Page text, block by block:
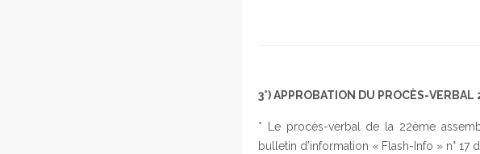
3°) APPROBATION DU PROCÈS-VERBAL
* Le procès-verbal de la 22ème
bulletin d’information « Flash-Info » n° 17